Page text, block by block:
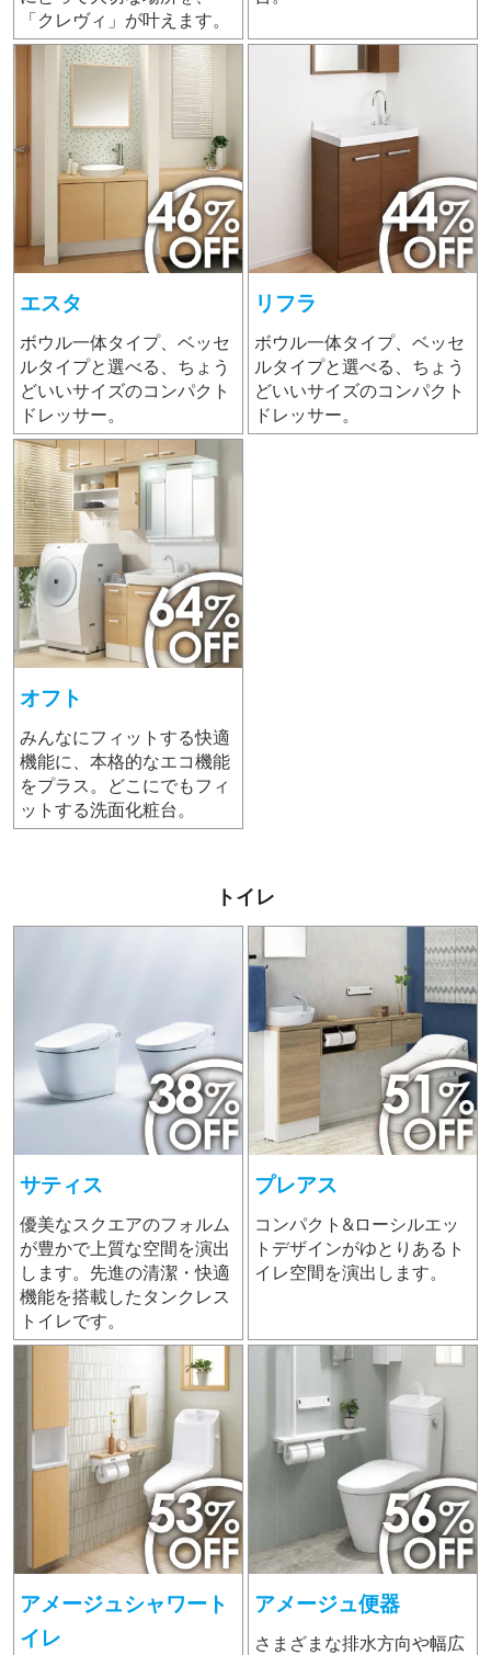
「クレヴィ」が叶えます。
エスタ
ボウル一体タイプ、ベッセ
ルタイプと選べる、ちょう
どいいサイズのコンパクト
ドレッサー。
リフラ
ボウル一体タイプ、ベッセ
ルタイプと選べる、ちょう
どいいサイズのコンパクト
ドレッサー。
オフト
みんなにフィットする快適
機能に、本格的なエコ機能
をプラス。どこにでもフィ
ットする洗面化粧台。
トイレ
サティス
優美なスクエアのフォルム
が豊かで上質な空間を演出
します。先進の清潔・快適
機能を搭載したタンクレス
トイレです。
プレアス
コンパクト&ローシルエッ
トデザインがゆとりあるト
イレ空間を演出します。
アメージュシャワート
イレ
アメージュ便器
さまざまな排水方向や幅広